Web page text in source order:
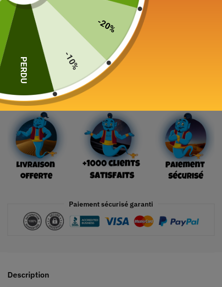
Option
Ajouter au panier
Paiement sécurisé garanti
Description
-20%
-10%
PERDU